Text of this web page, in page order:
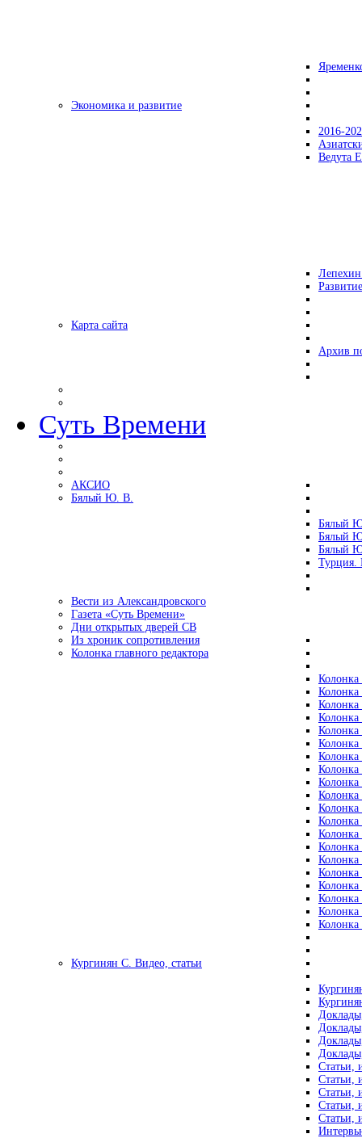
Экономика и развитие
2016-
Ведута
Карта сайта
Архив
Суть Времени
АКСИО
Бялый Ю. В.
Бялый
Бялый
Бялый
Турция.
Вести из Александровского
Газета «Суть Времени»
Дни открытых дверей СВ
Из хроник сопротивления
Колонка главного редактора
Колонка
Колонка
Колонка
Колонка
Колонка
Колонка
Колонка
Колонка
Колонка
Колонка
Колонка
Колонка
Колонка
Колонка
Колонка
Колонка
Колонка
Колонка
Колонка
Колонка
Кургинян С. Видео, статьи
Статьи,
Статьи,
Статьи,
Статьи,
Статьи,